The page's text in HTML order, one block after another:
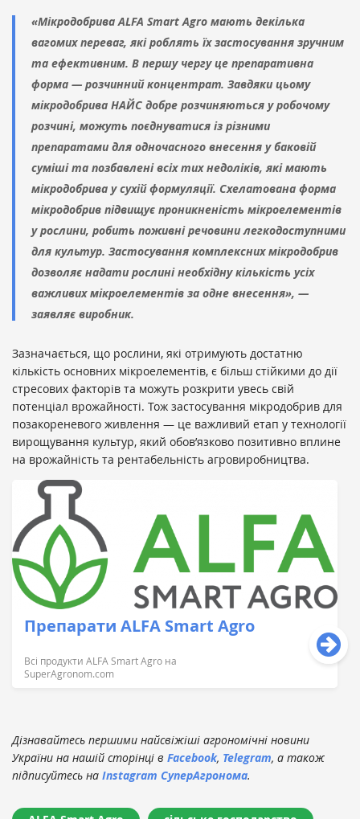
«Мікродобрива ALFA Smart Agro мають декілька
вагомих переваг, які роблять їх застосування зручним
та ефективним. В першу чергу це препаративна
форма — розчинний концентрат. Завдяки цьому
мікродобрива НАЙС добре розчиняються у робочому
розчині, можуть поєднуватися із різними
препаратами для одночасного внесення у баковій
суміші та позбавлені всіх тих недоліків, які мають
мікродобрива у сухій формуляції. Схелатована форма
мікродобрив підвищує проникненість мікроелементів
у рослини, робить поживні речовини легкодоступними
для культур. Застосування комплексних мікродобрив
дозволяє надати рослині необхідну кількість усіх
важливих мікроелементів за одне внесення», —
заявляє виробник.
Зазначається, що рослини, які отримують достатню
кількість основних мікроелементів, є більш стійкими до дії
стресових факторів та можуть розкрити увесь свій
потенціал врожайності. Тож застосування мікродобрив для
позакореневого живлення — це важливий етап у технології
вирощування культур, який обов’язково позитивно вплине
на врожайність та рентабельність агровиробництва.
Препарати ALFA Smart Agro
Всі продукти ALFA Smart Agro нa
SuperAgronom.com
Дізнавайтесь першими найсвіжіші агрономічні новини
України на нашій сторінці в Facebook, Telegram, а також
підписуйтесь на Instagram СуперАгронома.